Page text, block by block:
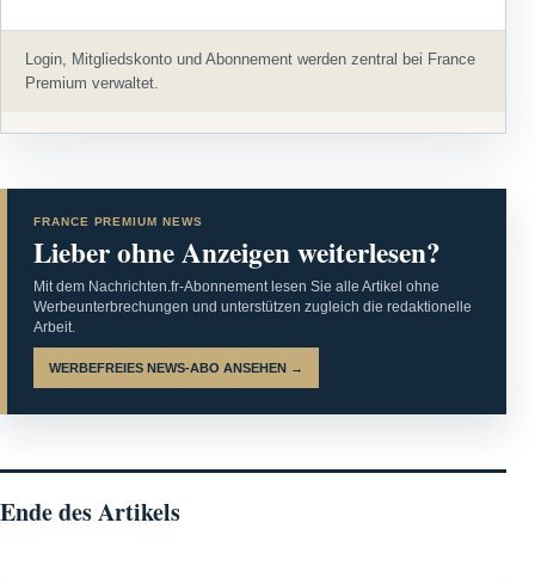
Login, Mitgliedskonto und Abonnement werden zentral bei France
Premium verwaltet.
FRANCE PREMIUM NEWS
Lieber ohne Anzeigen weiterlesen?
Mit dem Nachrichten.fr-Abonnement lesen Sie alle Artikel ohne
Werbeunterbrechungen und unterstützen zugleich die redaktionelle
Arbeit.
WERBEFREIES NEWS-ABO ANSEHEN →
Ende des Artikels